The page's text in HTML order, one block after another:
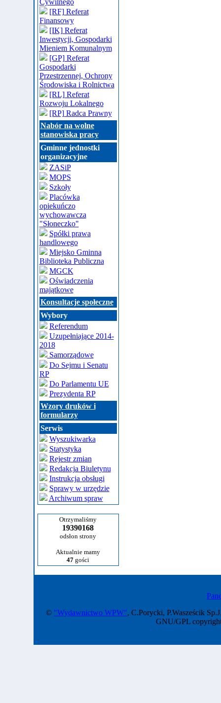
Cywilnego
[RF] Referat
Finansowy
[IK] Referat
Inwestycji, Gospodarki
Mieniem Komunalnym
[GP] Referat
Gospodarki
Przestrzennej, Ochrony
Środowiska i Rolnictwa
[RL] Referat
Rozwoju Lokalnego
[RP] Radca Prawny
Nabór na wolne
stanowiska pracy
Gminne jednostki
organizacyjne
ZASiP
MOPS
Szkoły
Placówka
opiekuńczo
wychowawcza
"Słoneczko"
Spółki prawa
handlowego
Miejsko Gminna
Biblioteka Publiczna
MGCK
Oświadczenia
majątkowe
Konsultacje społeczne
Wybory
Referendum
Uzupełniające 2014-
2018
Samorządowe
Do Sejmu i Senatu
RP
Do Parlamentu UE
Prezydenta RP
Wzory druków i
formularzy
Serwis
Wyszukiwarka
Statystyka
Rejestr zmian
Redakcja Biuletynu
Instrukcja obsługi
Sprawy w urzędzie
Archiwum spraw
Otrzymaliśmy
19390168
odsłon strony
Aktualnie mamy
47 gości
© "Wydawnictwo WPW", C.Porycki, P.Wasześcik
GNU/GPL